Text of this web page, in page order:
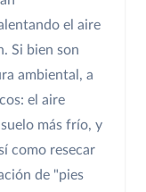
el aire
Si bien son
ambiental, a
el aire
más frío, y
como resecar
de "pies